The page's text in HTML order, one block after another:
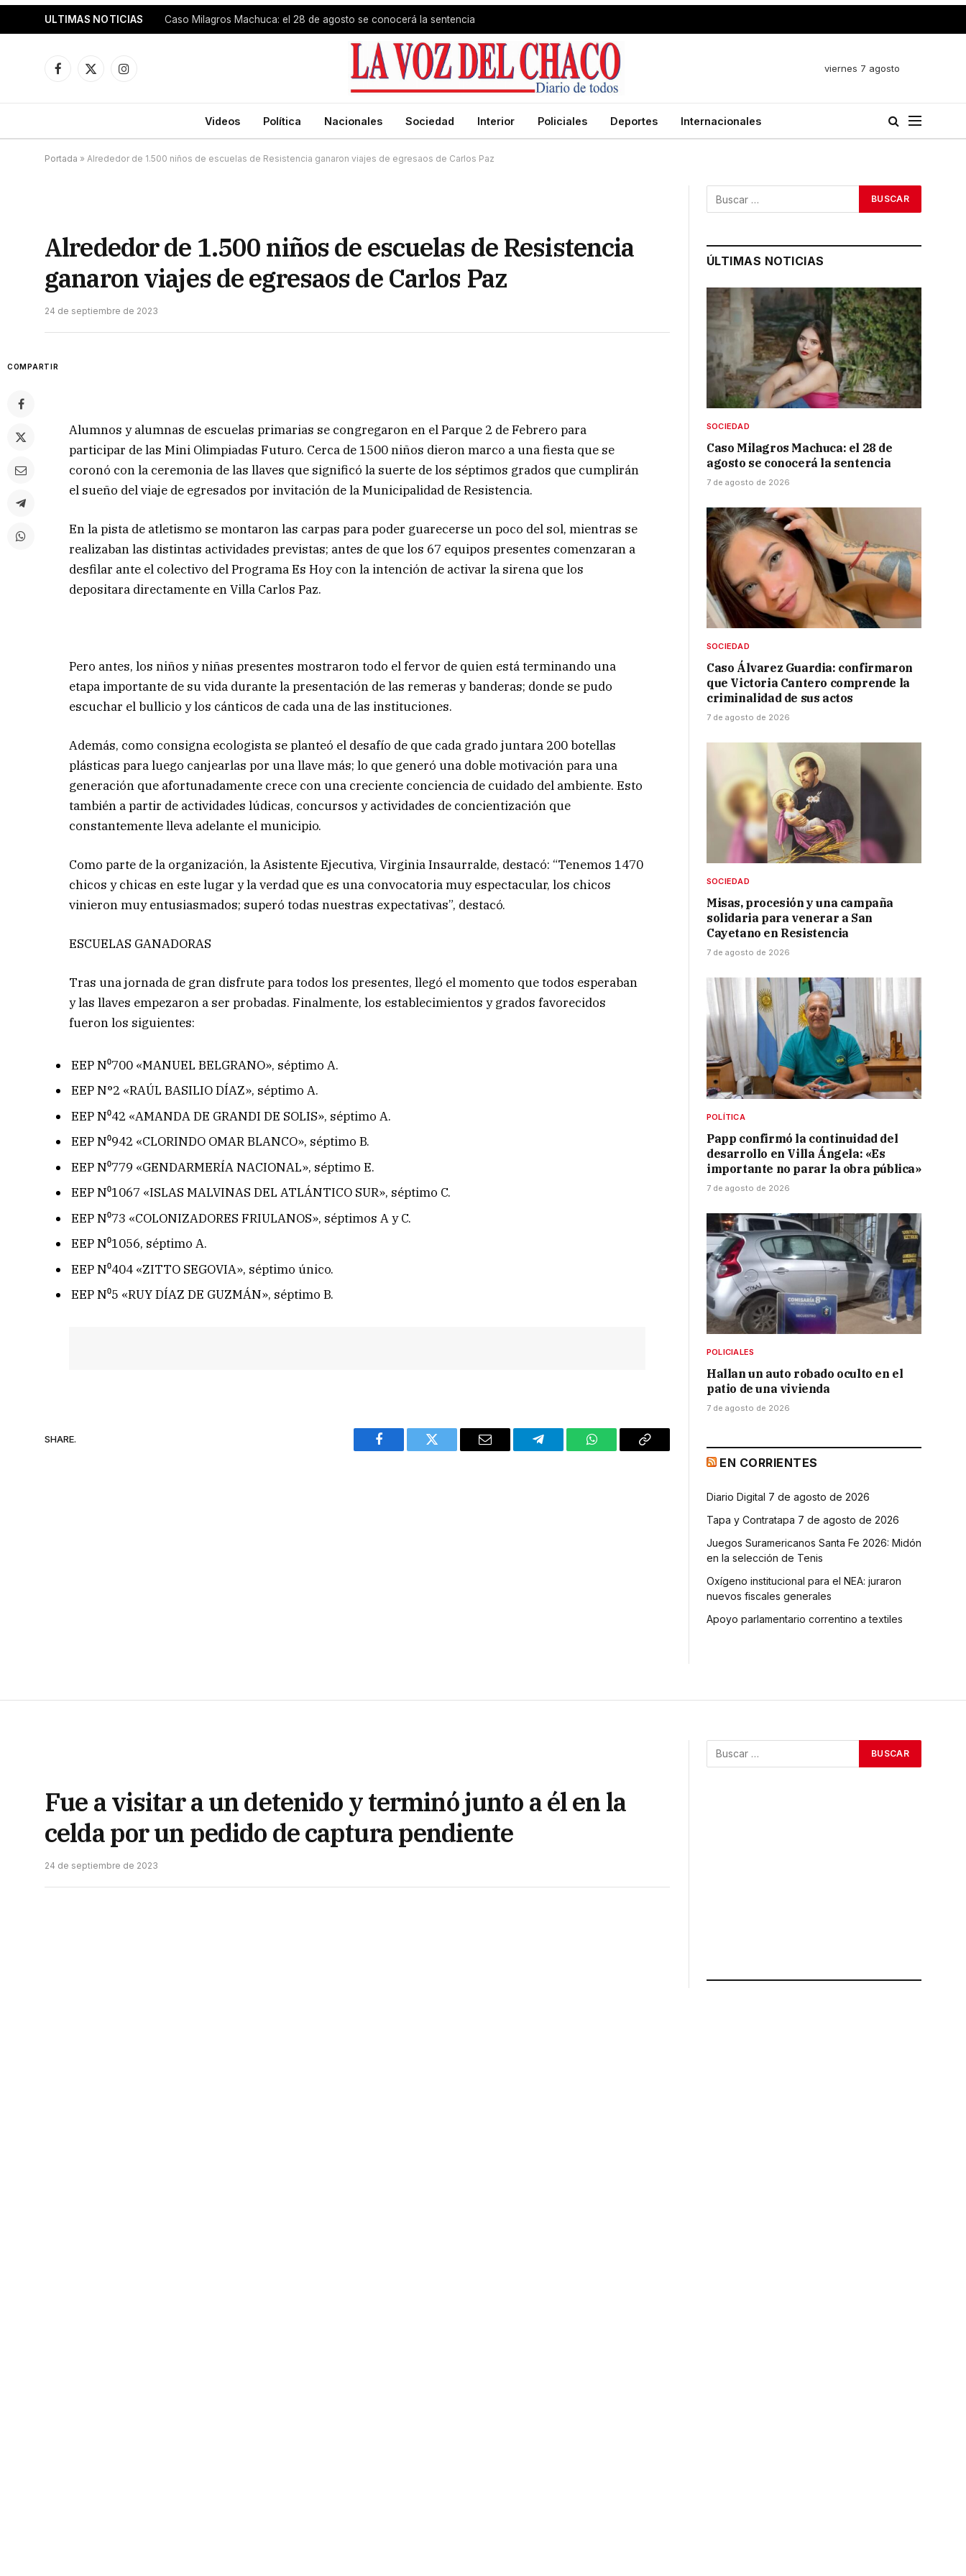
ULTIMAS NOTICIAS Caso Milagros Machuca: el 28 de agosto se conocerá la sentencia
Facebook
X
Instagram
viernes 7 agosto
Videos Política Nacionales Sociedad Interior Policiales Deportes Internacionales
Portada » Alrededor de 1.500 niños de escuelas de Resistencia ganaron viajes de egresaos de Carlos Paz
Alrededor de 1.500 niños de escuelas de Resistencia
ganaron viajes de egresaos de Carlos Paz
24 de septiembre de 2023
COMPARTIR
Alumnos y alumnas de escuelas primarias se congregaron en el Parque 2 de Febrero para
participar de las Mini Olimpiadas Futuro. Cerca de 1500 niños dieron marco a una fiesta que se
coronó con la ceremonia de las llaves que significó la suerte de los séptimos grados que cumplirán
el sueño del viaje de egresados por invitación de la Municipalidad de Resistencia.
En la pista de atletismo se montaron las carpas para poder guarecerse un poco del sol, mientras se
realizaban las distintas actividades previstas; antes de que los 67 equipos presentes comenzaran a
desfilar ante el colectivo del Programa Es Hoy con la intención de activar la sirena que los
depositara directamente en Villa Carlos Paz.
Pero antes, los niños y niñas presentes mostraron todo el fervor de quien está terminando una
etapa importante de su vida durante la presentación de las remeras y banderas; donde se pudo
escuchar el bullicio y los cánticos de cada una de las instituciones.
Además, como consigna ecologista se planteó el desafío de que cada grado juntara 200 botellas
plásticas para luego canjearlas por una llave más; lo que generó una doble motivación para una
generación que afortunadamente crece con una creciente conciencia de cuidado del ambiente. Esto
también a partir de actividades lúdicas, concursos y actividades de concientización que
constantemente lleva adelante el municipio.
Como parte de la organización, la Asistente Ejecutiva, Virginia Insaurralde, destacó: “Tenemos 1470
chicos y chicas en este lugar y la verdad que es una convocatoria muy espectacular, los chicos
vinieron muy entusiasmados; superó todas nuestras expectativas”, destacó.
ESCUELAS GANADORAS
Tras una jornada de gran disfrute para todos los presentes, llegó el momento que todos esperaban
y las llaves empezaron a ser probadas. Finalmente, los establecimientos y grados favorecidos
fueron los siguientes:
EEP N⁰700 «MANUEL BELGRANO», séptimo A.
EEP N°2 «RAÚL BASILIO DÍAZ», séptimo A.
EEP N⁰42 «AMANDA DE GRANDI DE SOLIS», séptimo A.
EEP N⁰942 «CLORINDO OMAR BLANCO», séptimo B.
EEP N⁰779 «GENDARMERÍA NACIONAL», séptimo E.
EEP N⁰1067 «ISLAS MALVINAS DEL ATLÁNTICO SUR», séptimo C.
EEP N⁰73 «COLONIZADORES FRIULANOS», séptimos A y C.
EEP N⁰1056, séptimo A.
EEP N⁰404 «ZITTO SEGOVIA», séptimo único.
EEP N⁰5 «RUY DÍAZ DE GUZMÁN», séptimo B.
SHARE.
Facebook Twitter Email Telegram WhatsAppCopy
ÚLTIMAS NOTICIAS
SOCIEDAD
Caso Milagros Machuca: el 28 de
agosto se conocerá la sentencia
7 de agosto de 2026
SOCIEDAD
Caso Álvarez Guardia: confirmaron
que Victoria Cantero comprende la
criminalidad de sus actos
7 de agosto de 2026
SOCIEDAD
Misas, procesión y una campaña
solidaria para venerar a San
Cayetano en Resistencia
7 de agosto de 2026
POLÍTICA
Papp confirmó la continuidad del
desarrollo en Villa Ángela: «Es
importante no parar la obra pública»
7 de agosto de 2026
POLICIALES
Hallan un auto robado oculto en el
patio de una vivienda
7 de agosto de 2026
EN CORRIENTES
Diario Digital 7 de agosto de 2026
Tapa y Contratapa 7 de agosto de 2026
Juegos Suramericanos Santa Fe 2026: Midón
en la selección de Tenis
Oxígeno institucional para el NEA: juraron
nuevos fiscales generales
Apoyo parlamentario correntino a textiles
Fue a visitar a un detenido y terminó junto a él en la
celda por un pedido de captura pendiente
24 de septiembre de 2023